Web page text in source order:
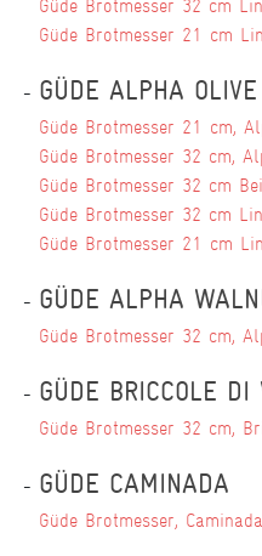
Güde Brotmesser 32 cm
Güde Brotmesser 21 cm
GÜDE ALPHA OLIVE
Güde Brotmesser 21 cm,
Güde Brotmesser 32 cm,
Güde Brotmesser 32 cm
Güde Brotmesser 32 cm
Güde Brotmesser 21 cm
GÜDE ALPHA
Güde Brotmesser 32 cm,
GÜDE BRICCOLE DI
Güde Brotmesser 32 cm,
GÜDE CAMINADA
Güde Brotmesser, Caminada